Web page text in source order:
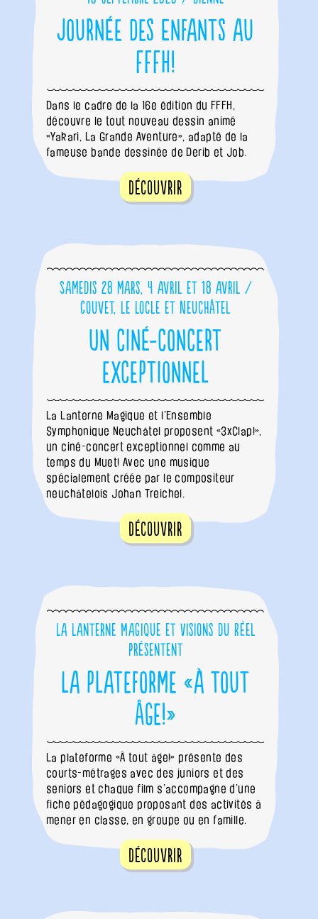
Journée des Enfants au
FFFH!
Dans le cadre de la 16e édition du FFFH,
découvre le tout nouveau dessin animé
«Yakari, La Grande Aventure», adapté de la
fameuse bande dessinée de Derib et Job.
Découvrir
Samedis 28 mars, 4 avril et 18 avril /
Couvet, Le Locle et Neuchâtel
Un ciné-concert
exceptionnel
La Lanterne Magique et l’Ensemble
Symphonique Neuchâtel proposent «3xClap!»,
un ciné-concert exceptionnel comme au
temps du Muet! Avec une musique
spécialement créée par le compositeur
neuchâtelois Johan Treichel.
Découvrir
La Lanterne Magique et Visions du Réel
présentent
La plateforme «À tout
âge!»
La plateforme «À tout âge!» présente des
courts-métrages avec des juniors et des
seniors et chaque film s’accompagne d’une
fiche pédagogique proposant des activités à
mener en classe, en groupe ou en famille.
Découvrir